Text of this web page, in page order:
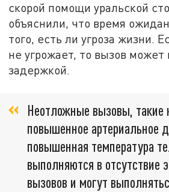
скорой помощи уральской
объяснили, что время
того, есть ли угроза жизни.
не угрожает, то вызов может
задержкой.
Неотложные вызовы, такие
повышенное артериальное
повышенная температура
выполняются в отсутствие
вызовов и могут